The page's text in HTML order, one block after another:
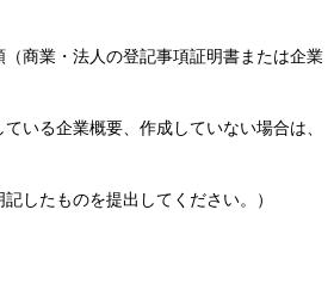
商業・法人の登記事項証明書または企業
る企業概要、作成していない場合は、
たものを提出してください。）